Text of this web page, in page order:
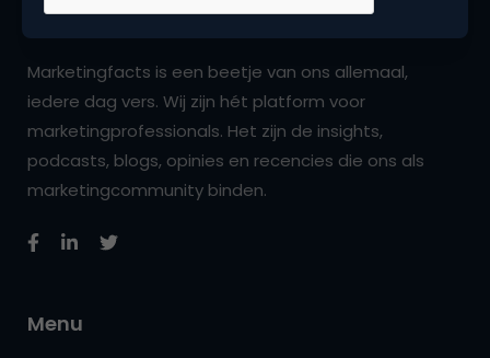
Marketingfacts is een beetje van ons allemaal,
iedere dag vers. Wij zijn hét platform voor
marketingprofessionals. Het zijn de insights,
podcasts, blogs, opinies en recencies die ons als
marketingcommunity binden.
Menu